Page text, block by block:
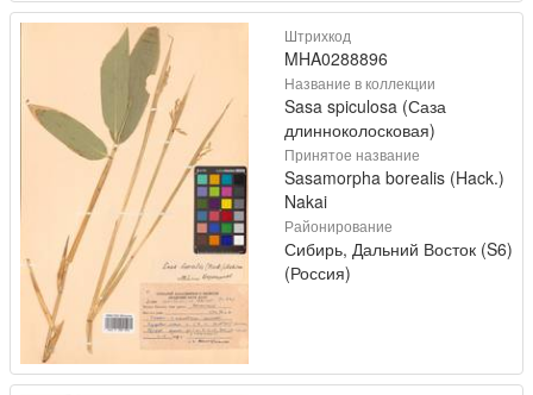
Штрихкод
MHA0288896
Название в коллекции
Sasa spiculosa (Саза
длинноколосковая)
Принятое название
Sasamorpha borealis (Hack.)
Nakai
Районирование
Сибирь, Дальний Восток (S6)
(Россия)